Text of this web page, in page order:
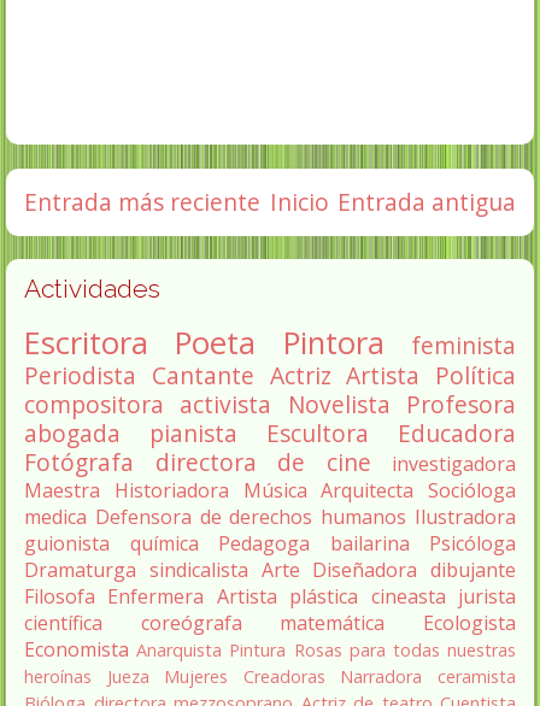
Entrada más reciente Entrada antigua
Inicio
Actividades
Escritora Poeta Pintora
feminista
Periodista Cantante Actriz Artista
Política
compositora activista Novelista
Profesora
abogada
pianista Escultora
Educadora
Fotógrafa
directora de cine
investigadora
Maestra
Historiadora Música Arquitecta Socióloga
medica Defensora de derechos humanos Ilustradora
guionista
química Pedagoga bailarina
Psicóloga
Dramaturga sindicalista Arte Diseñadora dibujante
Filosofa Enfermera Artista plástica cineasta jurista
científica
coreógrafa matemática
Ecologista
Economista Anarquista Pintura Rosas para todas nuestras
heroínas
Jueza Mujeres Creadoras Narradora
ceramista